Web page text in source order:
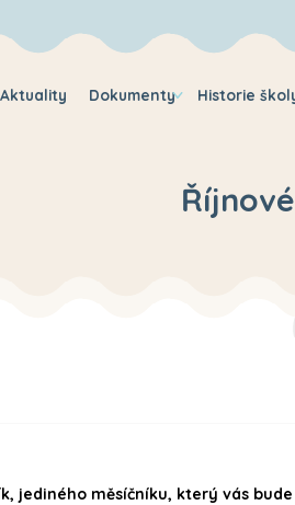
Aktuality Dokumenty Historie
jediného měsíčníku, který vás